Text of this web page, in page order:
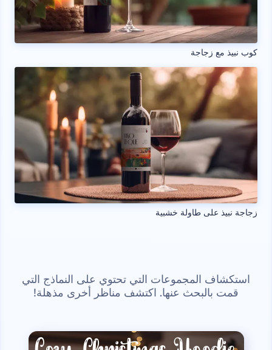
كوب نبيذ مع زجاجة
زجاجة نبيذ على طاولة خشبية
استكشاف المجموعات التي تحتوي على النماذج التي
قمت بالبحث عنها. اكتشف مناظر أخرى مذهلة!